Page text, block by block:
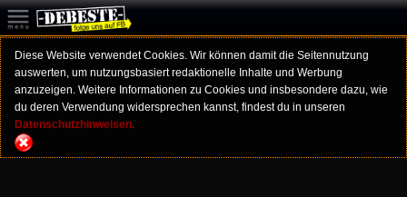
Diese Website verwendet Cookies. Wir können damit die Seitennutzung
auswerten, um nutzungsbasiert redaktionelle Inhalte und Werbung
anzuzeigen. Weitere Informationen zu Cookies und insbesondere dazu, wie
du deren Verwendung widersprechen kannst, findest du in unseren
Datenschutzhinweisen.